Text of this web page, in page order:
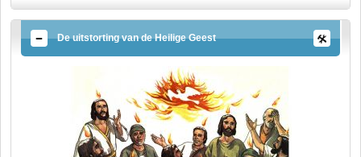
De uitstorting van de Heilige Geest